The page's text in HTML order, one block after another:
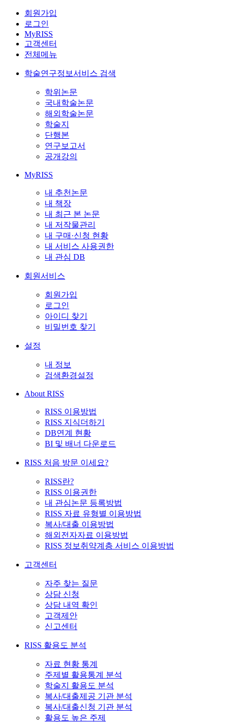
회원가입
로그인
MyRISS
고객센터
전체메뉴
학술연구정보서비스 검색
학위논문
국내학술논문
해외학술논문
학술지
단행본
연구보고서
공개강의
MyRISS
내 추천논문
내 책장
내 최근 본 논문
내 저작물관리
내 구매·신청 현황
내 서비스 사용권한
내 관심 DB
회원서비스
회원가입
로그인
아이디 찾기
비밀번호 찾기
설정
내 정보
검색환경설정
About RISS
RISS 이용방법
RISS 지식더하기
DB연계 현황
BI 및 배너 다운로드
RISS 처음 방문 이세요?
RISS란?
RISS 이용권한
내 관심논문 등록방법
RISS 자료 유형별 이용방법
복사/대출 이용방법
해외전자자료 이용방법
RISS 정보취약계층 서비스 이용방법
고객센터
자주 찾는 질문
상담 신청
상담 내역 확인
고객제안
신고센터
RISS 활용도 분석
자료 현황 통계
주제별 활용통계 분석
학술지 활용도 분석
복사/대출제공 기관 분석
복사/대출신청 기관 분석
활용도 높은 주제